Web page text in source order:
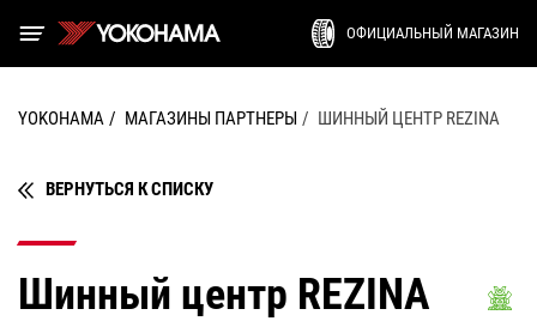
ОФИЦИАЛЬНЫЙ МАГАЗИН
YOKOHAMA МАГАЗИНЫ ПАРТНЕРЫ ШИННЫЙ ЦЕНТР REZINA
ВЕРНУТЬСЯ К СПИСКУ
Шинный центр REZINA